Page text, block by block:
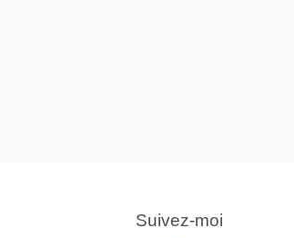
Suivez-moi